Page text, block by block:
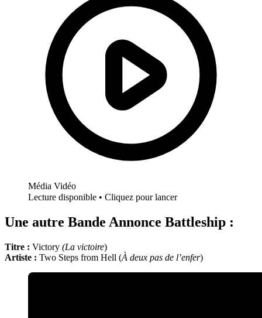
Média Vidéo
Lecture disponible • Cliquez pour lancer
Une autre Bande Annonce Battleship :
Titre : Victory (La victoire)
Artiste : Two Steps from Hell (À deux pas de l’enfer)